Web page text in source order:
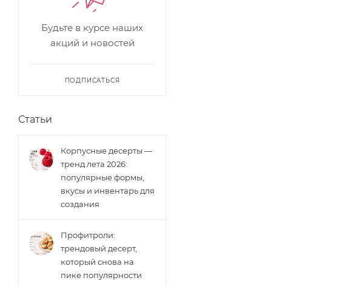
Будьте в курсе наших
акций и новостей
ПОДПИСАТЬСЯ
Статьи
Корпусные десерты —
тренд лета 2026:
популярные формы,
вкусы и инвентарь для
создания
Профитроли:
трендовый десерт,
который снова на
пике популярности